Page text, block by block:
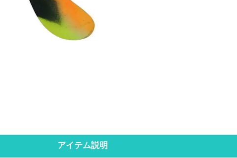
アイテム説明